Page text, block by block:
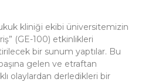
kliniği ekibi üniversitemizin
(GE-100) etkinlikleri
bir sunum yaptılar. Bu
gelen ve etraftan
olaylardan derledikleri bir